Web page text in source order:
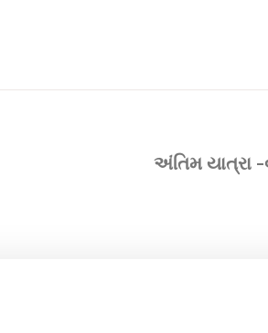
અંતિમ યાત્રા